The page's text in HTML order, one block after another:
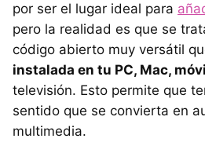
por ser el lugar ideal para
pero la realidad es que se
código abierto muy versátil
instalada en tu PC, Mac,
televisión. Esto permite que
sentido que se convierta en
multimedia.